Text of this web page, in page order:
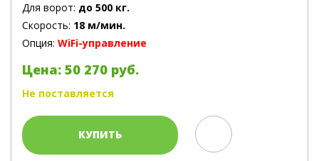
Для ворот: до 500 кг.
Скорость: 18 м/мин.
Опция: WiFi-управление
Цена: 50 270 руб.
Не поставляется
КУПИТЬ